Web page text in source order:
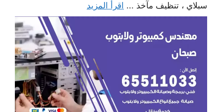
سبلاي ، تنظيف مآخذ ... اقرأ المزيد